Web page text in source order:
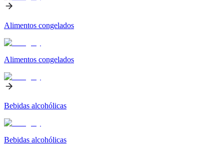
Alimentos congelados
Alimentos congelados
Bebidas alcohólicas
Bebidas alcohólicas